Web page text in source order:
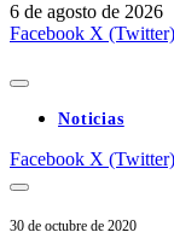
6 de agosto de 2026
Facebook X (Twitter)
Noticias
Facebook X (Twitter)
30 de octubre de 2020